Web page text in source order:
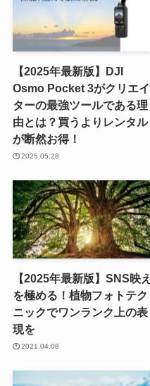
【2025年最新版】DJI
Osmo Pocket 3がクリエイ
ターの最強ツールである理
由とは？買うよりレンタル
が断然お得！
2025.05.28
【2025年最新版】SNS映え
を極める！植物フォトテク
ニックでワンランク上の表
現を
2021.04.08